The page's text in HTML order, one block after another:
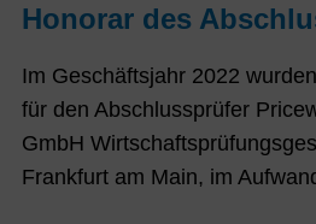
Honorar des
Im Geschäftsjahr 2022
für den Abschlussprüfer
GmbH
Frankfurt am Main, im